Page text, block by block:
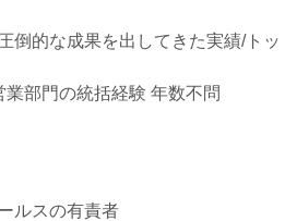
倒的な成果を出してきた実績/トッ
部門の統括経験 年数不問
ルスの有責者